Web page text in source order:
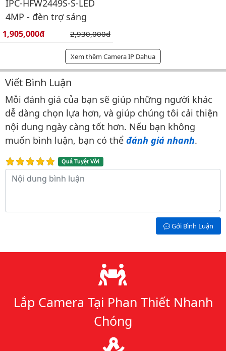
IPC-HFW2449S-S-LED
4MP - đèn trợ sáng
Giá bán:
1,905,000đ Giá gốc:
2,930,000đ
Xem thêm Camera IP Dahua
Bình luận & Đánh giá
Viết Bình Luận
Mỗi đánh giá của bạn sẽ giúp những người khác
dễ dàng chọn lựa hơn, và giúp chúng tôi cải thiện
nội dung ngày càng tốt hơn. Nếu bạn không
muốn bình luận, bạn có thể đánh giá nhanh.
Quá Tuyệt Vời
Nội dung bình luận
Gởi Bình Luận
Lý do chọn chúng tôi
Lắp Camera Tại Phan Thiết Nhanh
Chóng